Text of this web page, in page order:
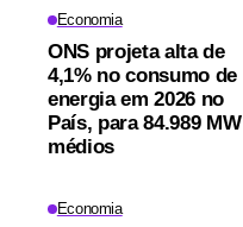
Economia
ONS projeta alta de
4,1% no consumo de
energia em 2026 no
País, para 84.989 MW
médios
Economia